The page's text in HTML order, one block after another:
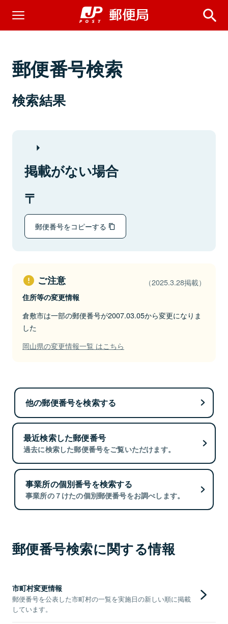
郵便番号検索
検索結果
掲載がない場合
郵便番号をコピーする
ご注意 （2025.3.28掲載）
住所等の変更情報
倉敷市は一部の郵便番号が2007.03.05から変更になりま
した
岡山県の変更情報一覧 はこちら
他の郵便番号を検索する
最近検索した郵便番号
過去に検索した郵便番号をご覧いただけます。
事業所の個別番号を検索する
事業所の７けたの個別郵便番号をお調べします。
郵便番号検索に関する情報
市町村変更情報
郵便番号を公表した市町村の一覧を実施日の新しい順に掲載
しています。